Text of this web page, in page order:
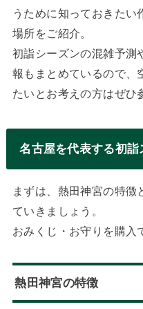
うために知っておきたい
場所をご紹介。
初詣シーズンの混雑予測
報もまとめているので、
たいとお考えの方はぜひ
名古屋を代表する初詣
まずは、熱田神宮の特徴
ていきましょう。
おみくじ・お守りを購入
熱田神宮の特徴